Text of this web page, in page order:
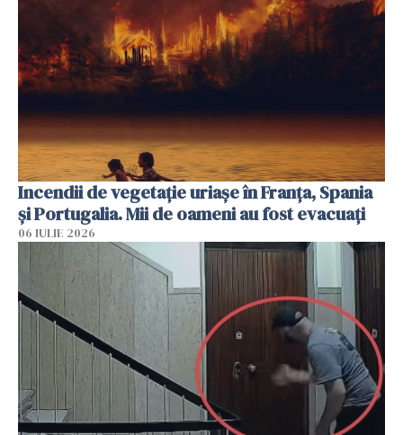
Incendii de vegetație uriașe în Franța, Spania
și Portugalia. Mii de oameni au fost evacuați
06 IULIE 2026